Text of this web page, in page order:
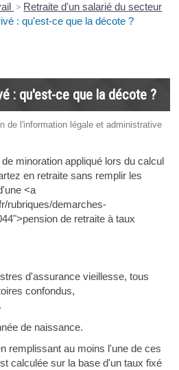
> Retraite d'un salarié du secteur
: qu'est-ce que la décote ?
: qu'est-ce que la décote ?
de l'information légale et administrative
minoration appliqué lors du calcul
en retraite sans remplir les
<a
rubriques/demarches-
de retraite à taux
d'assurance vieillesse, tous
confondus,
de naissance.
remplissant au moins l'une de ces
calculée sur la base d'un taux fixé